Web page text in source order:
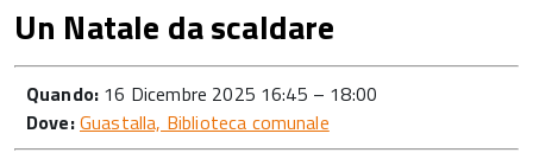
Un Natale da scaldare
Quando: 16 Dicembre 2025 16:45 – 18:00
Dove:Guastalla, Biblioteca comunale